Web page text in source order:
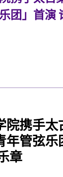
团」首演
院携手太
年管弦
章